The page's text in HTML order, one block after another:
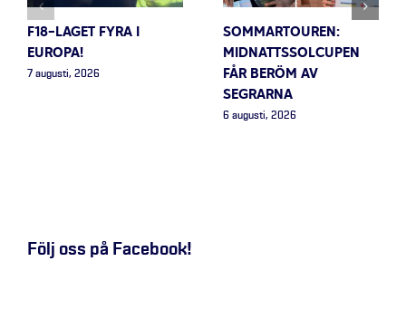
F18-LAGET FYRA I
EUROPA!
7 augusti, 2026
SOMMARTOUREN:
MIDNATTSSOLCUPEN
FÅR BERÖM AV
SEGRARNA
6 augusti, 2026
Följ oss på Facebook!